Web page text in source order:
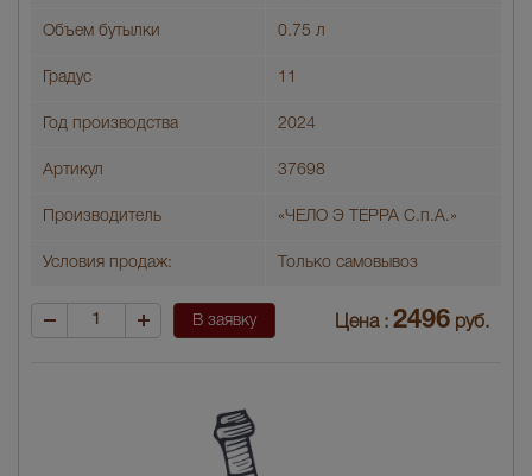
Объем бутылки 0.75 л
Градус 11
Год производства 2024
Артикул 37698
Производитель «ЧЕЛО Э ТЕРРА С.п.А.»
Условия продаж: Только самовывоз
В заявку Цена : 2496 руб.